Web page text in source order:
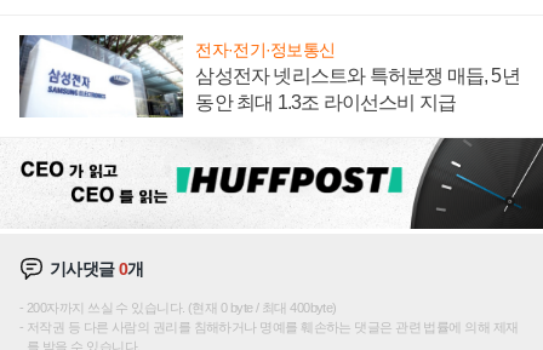
전자·전기·정보통신
삼성전자 넷리스트와 특허분쟁 매듭, 5년
동안 최대 1.3조 라이선스비 지급
기사댓글0개
200자까지 쓰실 수 있습니다. (현재 0 byte / 최대 400byte)
저작권 등 다른 사람의 권리를 침해하거나 명예를 훼손하는 댓글은 관련 법률에 의해 제재
를 받을 수 있습니다.